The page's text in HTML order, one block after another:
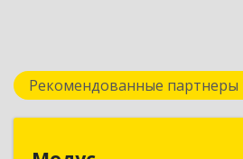
Рекомендованные партнеры